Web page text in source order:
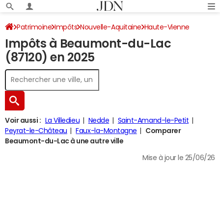
Patrimoine Impôts Nouvelle-Aquitaine Haute-Vienne
Beaumont-du-Lac Impôt sur le revenu
Impôts à Beaumont-du-Lac
(87120) en 2025
Voir aussi : La Villedieu Nedde
Saint-Amand-le-Petit
Peyrat-le-Château
Faux-la-Montagne
Comparer
Beaumont-du-Lac à une autre ville
Mise à jour le 25/06/26